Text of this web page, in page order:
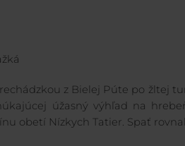
z Bielej Púte po žltej
úžasný výhľad na
obetí Nízkych Tatier. Spať